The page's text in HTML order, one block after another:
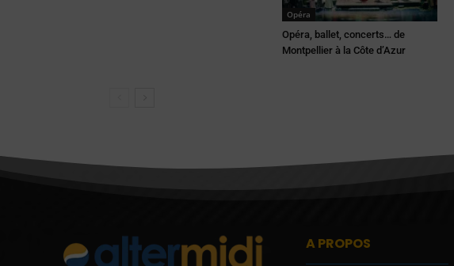
Opéra
Opéra, ballet, concerts… de
Montpellier à la Côte d’Azur
A PROPOS